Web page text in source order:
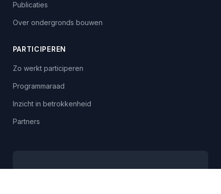
Publicaties
Over ondergronds bouwen
PARTICIPEREN
Zo werkt participeren
Programmaraad
Inzicht in betrokkenheid
Partners